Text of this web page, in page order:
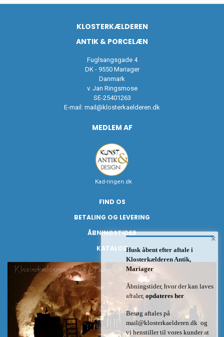
KLOSTERKÆLDEREN
ANTIK & PORCELÆN
Fuglsangsgade 4
DK - 9550 Mariager
Danmark
v. Jan Ringsmose
SE-25401263
E-mail: mail@klosterkaelderen.dk
MEDLEM AF
Kad-ringen.dk
FIND OS
BETALING OG LEVERING
ÅBNINGSTIDER
KATALOG
×
Husk åbent efter aftale i
Klosterkælderen Antik,
Mariager
Åbningstider, hvor der kan laves
aftaler, opdateres her
Besøg aftales på
mail@klosterkaelderen.dk og
vi henstiller til vores kunder at